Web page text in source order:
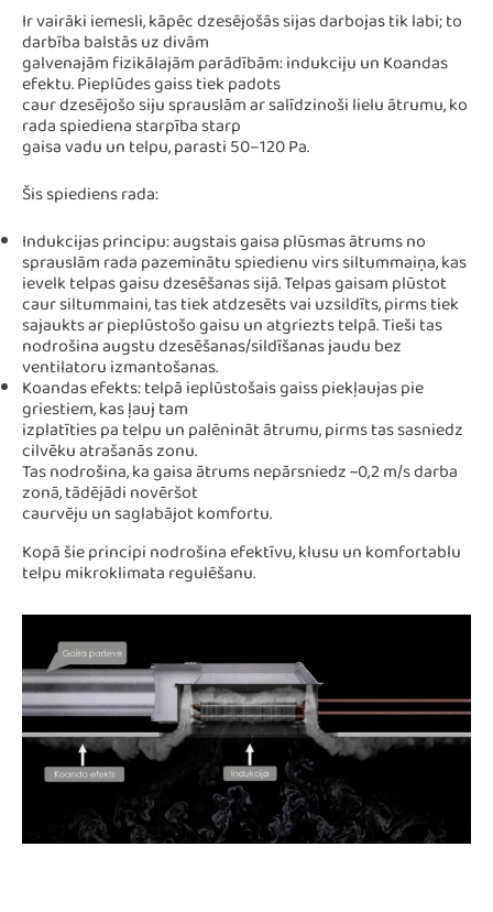
Ir vairāki iemesli, kāpēc dzesējošās sijas darbojas tik labi; to
darbība balstās uz divām
galvenajām fizikālajām parādībām: indukciju un Koandas
efektu. Pieplūdes gaiss tiek padots
caur dzesējošo siju sprauslām ar salīdzinoši lielu ātrumu, ko
rada spiediena starpība starp
gaisa vadu un telpu, parasti 50–120 Pa.
Šis spiediens rada:
Indukcijas principu: augstais gaisa plūsmas ātrums no
sprauslām rada pazeminātu spiedienu virs siltummaiņa, kas
ievelk telpas gaisu dzesēšanas sijā. Telpas gaisam plūstot
caur siltummaini, tas tiek atdzesēts vai uzsildīts, pirms tiek
sajaukts ar pieplūstošo gaisu un atgriezts telpā. Tieši tas
nodrošina augstu dzesēšanas/sildīšanas jaudu bez
ventilatoru izmantošanas.
Koandas efekts: telpā ieplūstošais gaiss piekļaujas pie
griestiem, kas ļauj tam
izplatīties pa telpu un palēnināt ātrumu, pirms tas sasniedz
cilvēku atrašanās zonu.
Tas nodrošina, ka gaisa ātrums nepārsniedz ~0,2 m/s darba
zonā, tādējādi novēršot
caurvēju un saglabājot komfortu.
Kopā šie principi nodrošina efektīvu, klusu un komfortablu
telpu mikroklimata regulēšanu.